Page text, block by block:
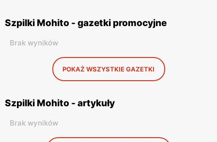
Szpilki Mohito - gazetki promocyjne
Brak wyników
POKAŻ WSZYSTKIE GAZETKI
Szpilki Mohito - artykuły
Brak wyników